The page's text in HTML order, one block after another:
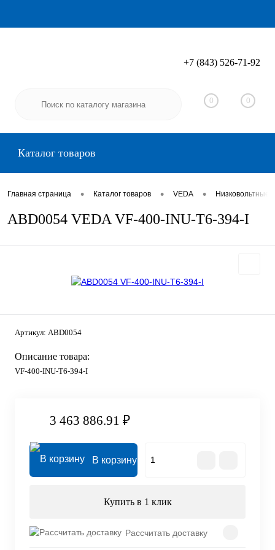
Вход Регистрация
+7 (843) 526-71-92
0 0
Каталог товаров
Главная страница • Каталог товаров • VEDA •
ABD0054 VEDA VF-400-INU-T6-394-I
Артикул: ABD0054
Описание товара:
VF-400-INU-T6-394-I
3 463 886.91 ₽
В корзину
Купить в 1 клик
Рассчитать доставку